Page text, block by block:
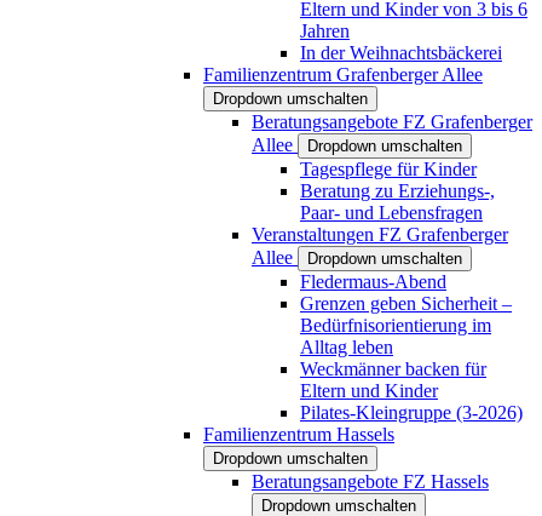
Eltern und Kinder von 3 bis 6
Jahren
In der Weihnachtsbäckerei
Familienzentrum Grafenberger Allee
Dropdown umschalten
Beratungsangebote FZ Grafenberger
Allee
Dropdown umschalten
Tagespflege für Kinder
Beratung zu Erziehungs-,
Paar- und Lebensfragen
Veranstaltungen FZ Grafenberger
Allee
Dropdown umschalten
Fledermaus-Abend
Grenzen geben Sicherheit –
Bedürfnisorientierung im
Alltag leben
Weckmänner backen für
Eltern und Kinder
Pilates-Kleingruppe (3-2026)
Familienzentrum Hassels
Dropdown umschalten
Beratungsangebote FZ Hassels
Dropdown umschalten